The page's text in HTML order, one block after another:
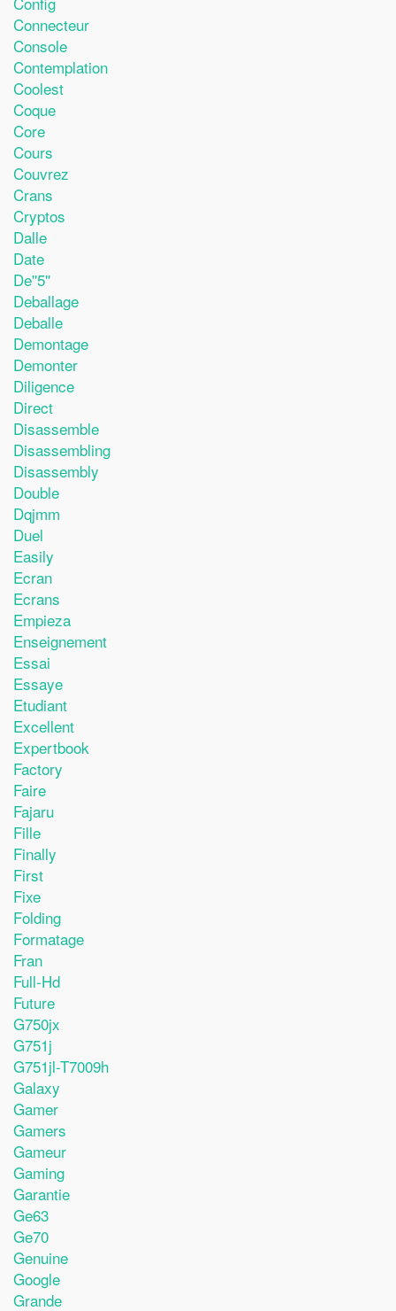
Connecteur
Console
Contemplation
Coolest
Coque
Core
Cours
Couvrez
Crans
Cryptos
Dalle
Date
De''5''
Deballage
Deballe
Demontage
Demonter
Diligence
Direct
Disassemble
Disassembling
Disassembly
Double
Dqjmm
Duel
Easily
Ecran
Ecrans
Empieza
Enseignement
Essai
Essaye
Etudiant
Excellent
Expertbook
Factory
Faire
Fajaru
Fille
Finally
First
Fixe
Folding
Formatage
Fran
Full-Hd
Future
G750jx
G751j
G751jl-T7009h
Galaxy
Gamer
Gamers
Gameur
Gaming
Garantie
Ge63
Ge70
Genuine
Google
Grande